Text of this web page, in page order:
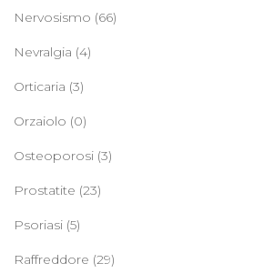
Nervosismo (66)
Nevralgia (4)
Orticaria (3)
Orzaiolo (0)
Osteoporosi (3)
Prostatite (23)
Psoriasi (5)
Raffreddore (29)